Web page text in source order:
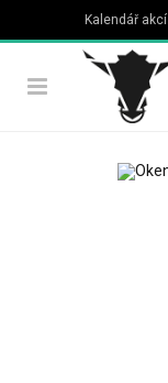
Kalendář akcí